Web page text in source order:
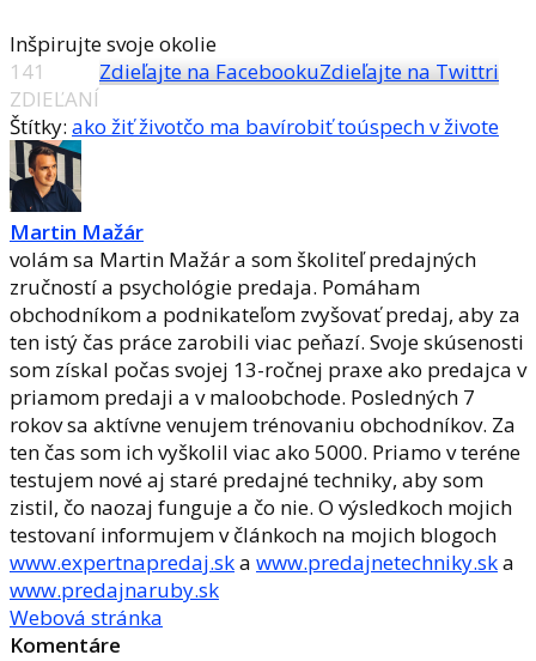
Inšpirujte svoje okolie
141
ZDIEĽANÍ
Zdieľajte na FacebookuZdieľajte na Twittri
Štítky: ako žiť životčo ma bavírobiť toúspech v živote
Martin Mažár
volám sa Martin Mažár a som školiteľ predajných
zručností a psychológie predaja. Pomáham
obchodníkom a podnikateľom zvyšovať predaj, aby za
ten istý čas práce zarobili viac peňazí. Svoje skúsenosti
som získal počas svojej 13-ročnej praxe ako predajca v
priamom predaji a v maloobchode. Posledných 7
rokov sa aktívne venujem trénovaniu obchodníkov. Za
ten čas som ich vyškolil viac ako 5000. Priamo v teréne
testujem nové aj staré predajné techniky, aby som
zistil, čo naozaj funguje a čo nie. O výsledkoch mojich
testovaní informujem v článkoch na mojich blogoch
www.expertnapredaj.ska www.predajnetechniky.ska
www.predajnaruby.sk
Webová stránka
Komentáre